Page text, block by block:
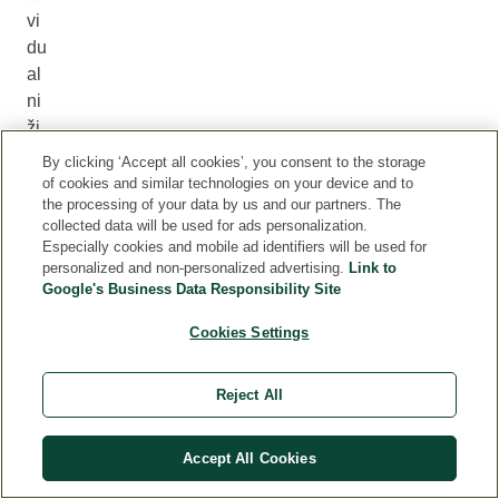
vi
du
al
ni
ži
vlj
en
og
en
inf
By clicking ‘Accept all cookies’, you consent to the storage
of cookies and similar technologies on your device and to
the processing of your data by us and our partners. The
collected data will be used for ads personalization.
Especially cookies and mobile ad identifiers will be used for
personalized and non-personalized advertising. Link to
Google's Business Data Responsibility Site
Cookies Settings
Reject All
Accept All Cookies